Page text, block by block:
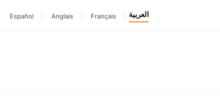
العربية Français
Anglais
Español